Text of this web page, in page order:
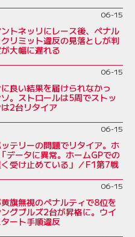
06-15
トネッリにレース後、ペナル
リミット違反の見落としが判
大幅に遅れる
06-15
に良い結果を届けられなかっ
。ストロールは5周でストッ
2台リタイア
06-15
テリーの問題でリタイア。ホ
データに異常。ホームGPでの
受け止めている」／F1第7戦
06-15
旗無視のペナルティで8位を
グブルズ2台が昇格に。ウイ
ート手順違反